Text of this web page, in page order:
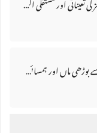
لاہور ، پشاور ہائیکورٹس میں نئے ججز کی تعیناتی اور مستقلی التواء کا شکار
جھگڑے پر بیٹے نے لوہے کی راڈ سے بوڑھی ماں اور ہمسائی کو قتل کردیا